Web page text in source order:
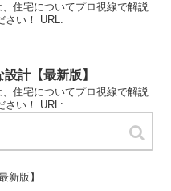
住宅についてプロ視線で解説
さい！ URL:
計【最新版】
住宅についてプロ視線で解説
さい！ URL:
新版】